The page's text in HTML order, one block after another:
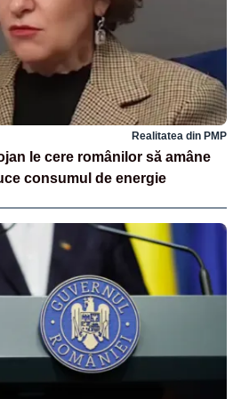
Realitatea din PMP
le cere românilor să amâne
consumul de energie